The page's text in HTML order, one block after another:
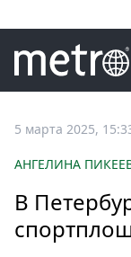
Все
Мир
5 марта 2025,
АНГЕЛИНА
В